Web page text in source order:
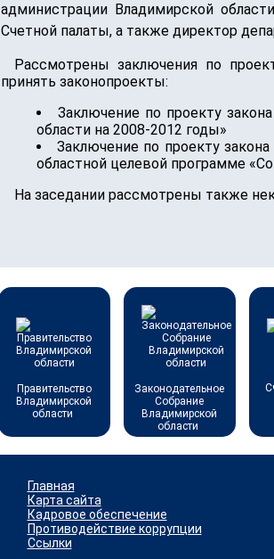
администрации Владимирской
Счетной палаты, а также директор
Рассмотрены заключения по
принять законопроекты:
Заключение по проекту
области на 2008-2012 годы»
Заключение по проекту
областной целевой программе
На заседании рассмотрены также
Правительство
Владимирской
области
Законодательное
Собрание
Владимирской
области
Главная
Карта сайта
Кадровое обеспечение
Противодействие коррупции
Ссылки